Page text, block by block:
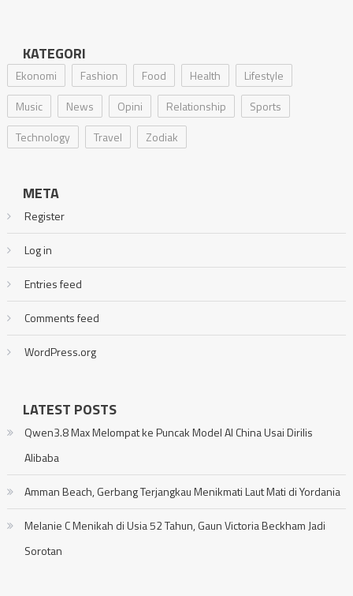
KATEGORI
Ekonomi Fashion Food Health
Lifestyle
Music
News Opini Relationship
Sports
Technology
Travel Zodiak
META
Register
Log in
Entries feed
Comments feed
WordPress.org
LATEST POSTS
Qwen3.8 Max Melompat ke Puncak Model AI China Usai Dirilis
Alibaba
Amman Beach, Gerbang Terjangkau Menikmati Laut Mati di Yordania
Melanie C Menikah di Usia 52 Tahun, Gaun Victoria Beckham Jadi
Sorotan